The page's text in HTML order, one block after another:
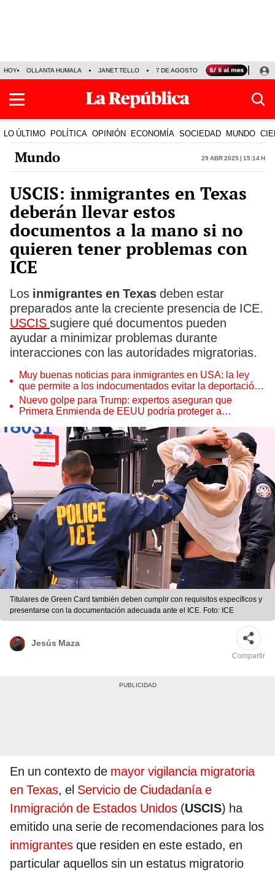
HOY OLLANTA HUMALA JANET TELLO 7 DE AGOSTO TINKA RESULTADOS
LO ÚLTIMO POLÍTICA OPINIÓN ECONOMÍA SOCIEDAD MUNDO
Mundo 29 Abr 2025 | 15:14 h
USCIS: inmigrantes en Texas
deberán llevar estos
documentos a la mano si no
quieren tener problemas con
ICE
Los inmigrantes en Texas deben estar
preparados ante la creciente presencia de ICE.
USCIS sugiere qué documentos pueden
ayudar a minimizar problemas durante
interacciones con las autoridades migratorias.
Muy buenas noticias para inmigrantes en USA: la ley
que permite a los indocumentados evitar la deportación
de Trump y acceder a la Green Card
Nuevo golpe para Trump: expertos aseguran que
Primera Enmienda de EEUU podría proteger a
Titulares de Green Card también deben cumplir con requisitos específicos y
presentarse con la documentación adecuada ante el ICE. Foto: ICE
Jesús Maza
Compartir
En un contexto de mayor vigilancia migratoria
en Texas, el Servicio de Ciudadanía e
Inmigración de Estados Unidos (USCIS) ha
emitido una serie de recomendaciones para los
inmigrantes que residen en este estado, en
particular aquellos sin un estatus migratorio